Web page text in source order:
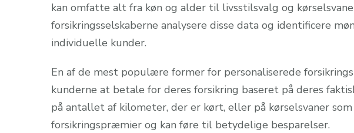
kan omfatte alt fra køn og alder til livsstilsvalg og
forsikringsselskaberne analysere disse data og identificere
individuelle kunder.
En af de mest populære former for personaliserede
kunderne at betale for deres forsikring baseret på deres
på antallet af kilometer, der er kørt, eller på kørselsvaner
forsikringspræmier og kan føre til betydelige besparelser.